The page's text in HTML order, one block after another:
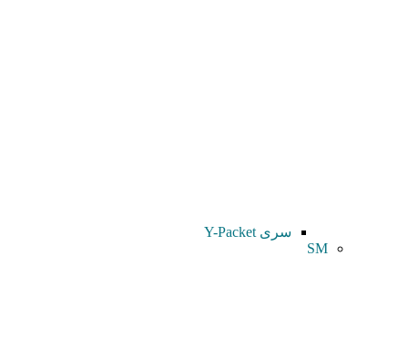
سری Y-Packet
SM